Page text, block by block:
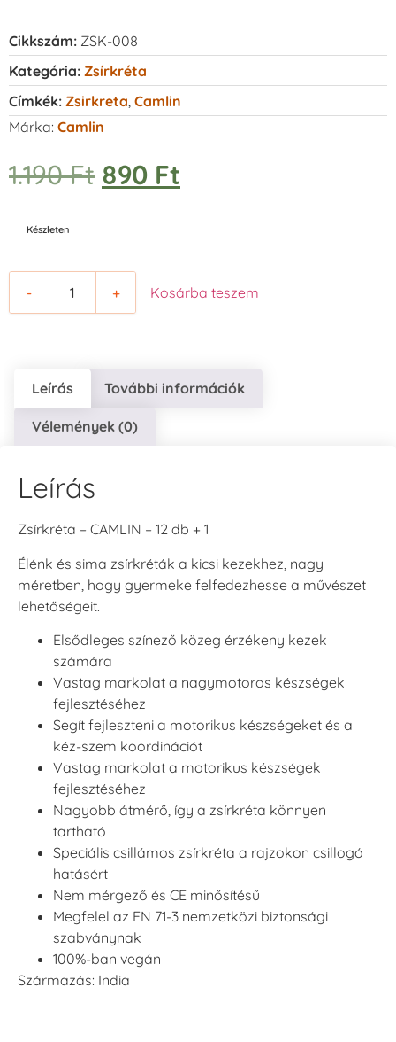
Cikkszám: ZSK-008
Kategória: Zsírkréta
Címkék: Zsirkreta Camlin
Márka: Camlin
1.190Ft 890 Ft
Készleten
- + Kosárba teszem
Leírás További információk
Vélemények (0)
Leírás
Zsírkréta – CAMLIN – 12 db + 1
Élénk és sima zsírkréták a kicsi kezekhez, nagy
méretben, hogy gyermeke felfedezhesse a művészet
lehetőségeit.
Elsődleges színező közeg érzékeny kezek
számára
Vastag markolat a nagymotoros készségek
fejlesztéséhez
Segít fejleszteni a motorikus készségeket és a
kéz-szem koordinációt
Vastag markolat a motorikus készségek
fejlesztéséhez
Nagyobb átmérő, így a zsírkréta könnyen
tartható
Speciális csillámos zsírkréta a rajzokon csillogó
hatásért
Nem mérgező és CE minősítésű
Megfelel az EN 71-3 nemzetközi biztonsági
szabványnak
100%-ban vegán
​Származás: India